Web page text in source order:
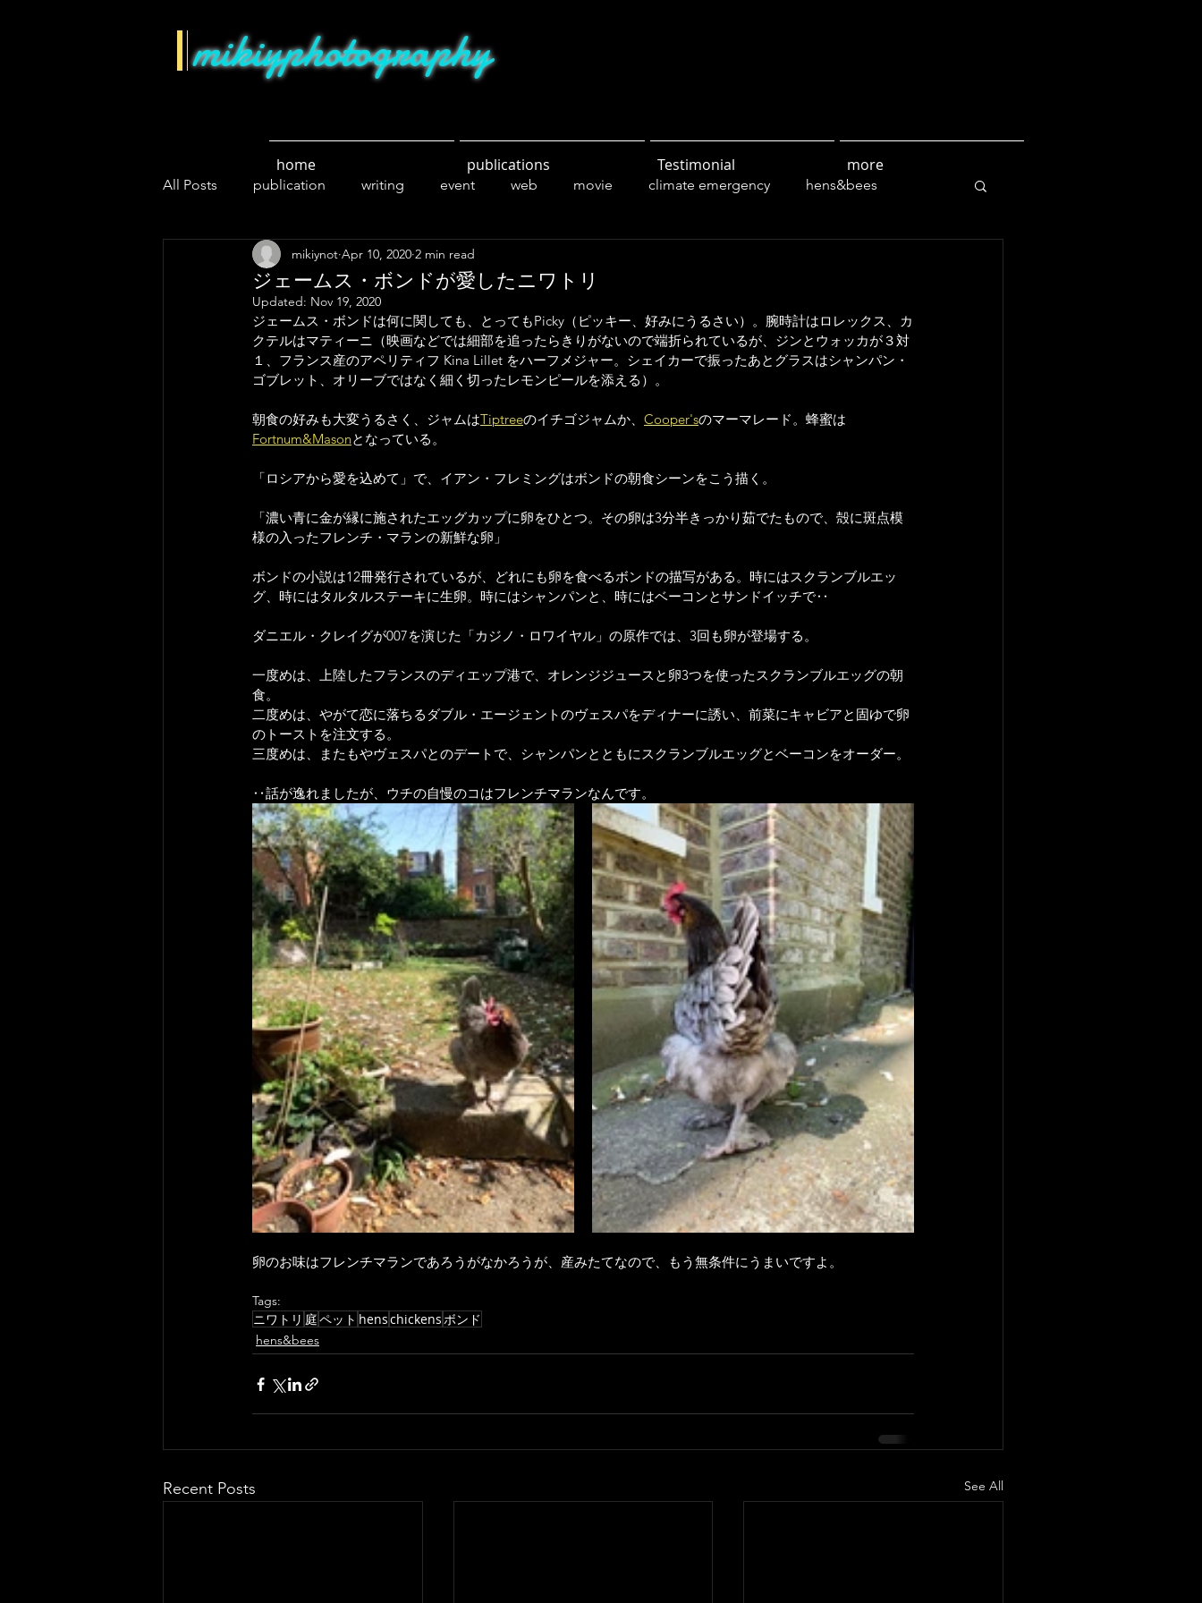
mikiyphotography
home publications Testimonial more
All Posts publication writing event web movie climate emergency hens&bees
lockdown news cycling sports
ジェームス・ボンドが愛したニワトリ
mikiynot Apr 10, 2020 2 min read
Updated: Nov 19, 2020
ジェームス・ボンドは何に関しても、とってもPicky（ピッキー、好みにうるさい）。腕時計はロレックス、カ
クテルはマティーニ（映画などでは細部を追ったらきりがないので端折られているが、ジンとウォッカが３対
１、フランス産のアペリティフ Kina Lillet をハーフメジャー。シェイカーで振ったあとグラスはシャンパン・
ゴブレット、オリーブではなく細く切ったレモンピールを添える）。
朝食の好みも大変うるさく、ジャムはTiptreeのイチゴジャムか、 Cooper'sのマーマレード。蜂蜜は
Fortnum&Masonとなっている。
「ロシアから愛を込めて」で、イアン・フレミングはボンドの朝食シーンをこう描く。
「濃い青に金が縁に施されたエッグカップに卵をひとつ。その卵は3分半きっかり茹でたもので、殻に斑点模
様の入ったフレンチ・マランの新鮮な卵」
ボンドの小説は12冊発行されているが、どれにも卵を食べるボンドの描写がある。時にはスクランブルエッ
グ、時にはタルタルステーキに生卵。時にはシャンパンと、時にはベーコンとサンドイッチで‥
ダニエル・クレイグが007を演じた「カジノ・ロワイヤル」の原作では、3回も卵が登場する。
一度めは、上陸したフランスのディエップ港で、オレンジジュースと卵3つを使ったスクランブルエッグの朝
食。
二度めは、やがて恋に落ちるダブル・エージェントのヴェスパをディナーに誘い、前菜にキャビアと固ゆで卵
のトーストを注文する。
三度めは、またもやヴェスパとのデートで、シャンパンとともにスクランブルエッグとベーコンをオーダー。
‥話が逸れましたが、ウチの自慢のコはフレンチマランなんです。
卵のお味はフレンチマランであろうがなかろうが、産みたてなので、もう無条件にうまいですよ。
Tags:
ニワトリ 庭ペット henschickensボンド
hens&bees
Recent Posts See All